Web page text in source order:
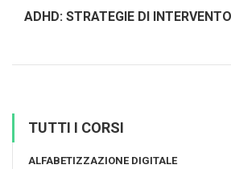
ADHD: STRATEGIE DI
TUTTI I CORSI
ALFABETIZZAZIONE DIGITALE